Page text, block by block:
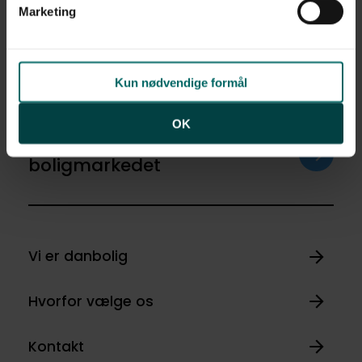
af personoplysninger finder du i vores
privatlivspolitik.
Marketing
Kun nødvendige formål
OK
Få de seneste nyheder om
boligmarkedet
Vi er danbolig
Hvorfor vælge os
Kontakt